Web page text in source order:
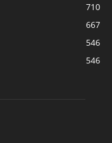
710
667
546
546